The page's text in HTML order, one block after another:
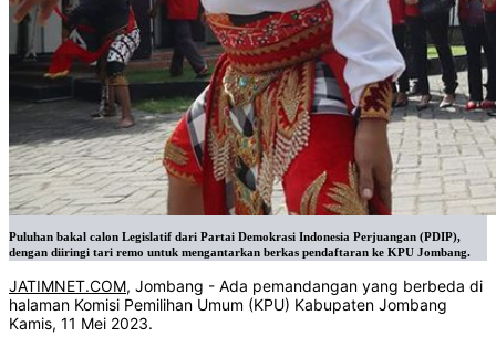
Puluhan bakal calon Legislatif dari Partai Demokrasi Indonesia Perjuangan (PDIP),
dengan diiringi tari remo untuk mengantarkan berkas pendaftaran ke KPU Jombang.
JATIMNET.COM, Jombang - Ada pemandangan yang berbeda di
halaman Komisi Pemilihan Umum (KPU) Kabupaten Jombang
Kamis, 11 Mei 2023.